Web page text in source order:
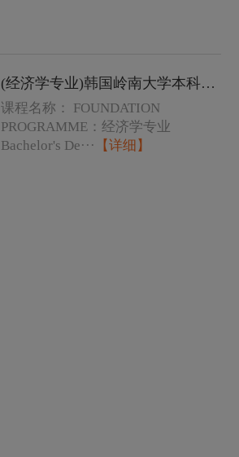
(经济学专业)韩国岭南大学本科学士学位课程费用以及学费
课程名称： FOUNDATION
PROGRAMME：经济学专业
Bachelor's De···
【详细】